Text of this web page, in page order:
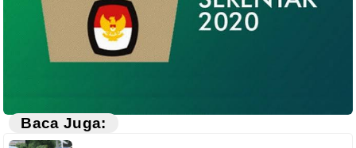
Baca Juga: